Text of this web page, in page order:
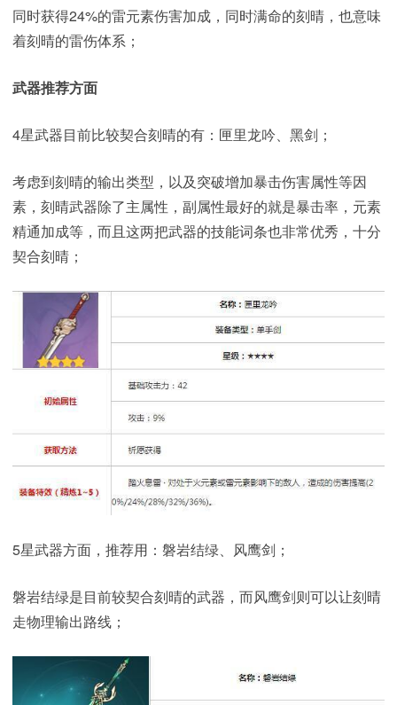
同时获得24%的雷元素伤害加成，同时满命的刻晴，也意味
着刻晴的雷伤体系；
武器推荐方面
4星武器目前比较契合刻晴的有：匣里龙吟、黑剑；
考虑到刻晴的输出类型，以及突破增加暴击伤害属性等因
素，刻晴武器除了主属性，副属性最好的就是暴击率，元素
精通加成等，而且这两把武器的技能词条也非常优秀，十分
契合刻晴；
5星武器方面，推荐用：磐岩结绿、风鹰剑；
磐岩结绿是目前较契合刻晴的武器，而风鹰剑则可以让刻晴
走物理输出路线；